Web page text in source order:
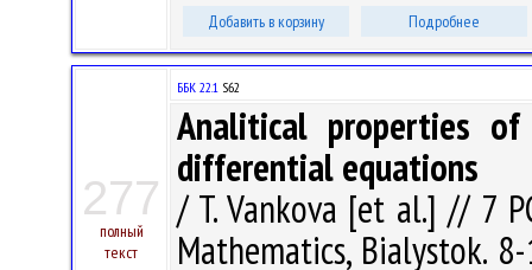
Добавить в корзину Подробнее
277
полный
текст
ББК 22.1 S62
Analitical properties
differential equations
/ T. Vankova [et al.] // 7
Mathematics, Bialystok.